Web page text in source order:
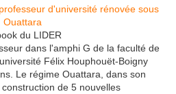
du LIDER
dans l'amphi G de la faculté de
Félix Houphouët-Boigny
Le régime Ouattara, dans son
de 5 nouvelles